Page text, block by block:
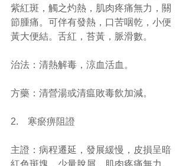
紫紅斑，觸之灼熱，肌肉疼痛無力，關
節腫痛。可伴有發熱，口苦咽乾，小便
黃大便結。舌紅，苔黃，脈滑數。
治法：清熱解毒，涼血活血。
方藥：清營湯或清瘟敗毒飲加減。
2.    寒瘀痹阻證
主證：病程遷延，發展緩慢，皮損呈暗